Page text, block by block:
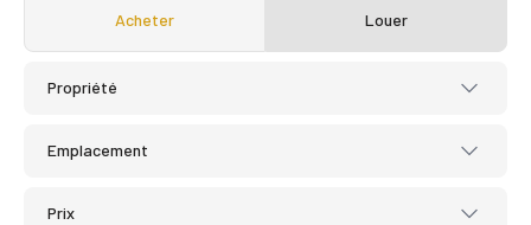
Acheter Louer
Propriété
Emplacement
Prix